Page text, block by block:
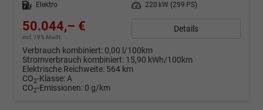
Kraftstoff
Elektro Leistung 220 kW (299 PS)
50.044,– €
incl. 19% MwSt.
Details
Verbrauch kombiniert: 0,00 l/100km
Stromverbrauch kombiniert: 15,90 kWh/100km
Elektrische Reichweite: 564 km
CO2-Klasse:A
CO2-Emissionen: 0 g/km